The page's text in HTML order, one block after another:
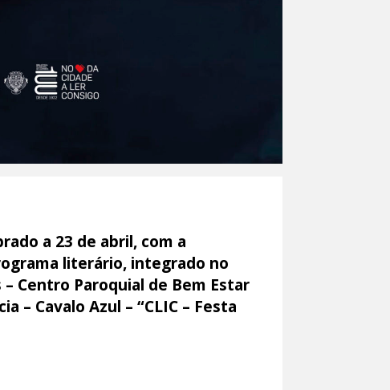
a 23 de abril, com a
literário, integrado no
Centro Paroquial de Bem Estar
– Cavalo Azul – “CLIC – Festa